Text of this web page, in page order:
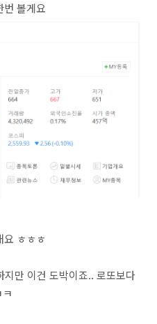
번 볼게요
ㅎㅎㅎ
만 이건 도박이죠.. 로또보다